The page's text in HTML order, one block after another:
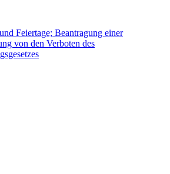
Feiertage; Beantragung einer
von den Verboten des